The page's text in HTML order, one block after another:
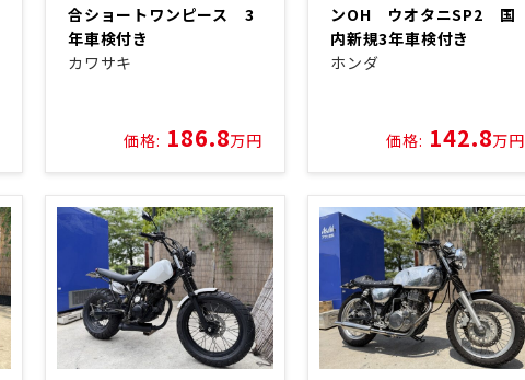
合ショートワンピース 3
年車検付き
カワサキ
価格: 186.8万円
ンOH ウオタニSP2 国
内新規3年車検付き
ホンダ
価格: 142.8万円